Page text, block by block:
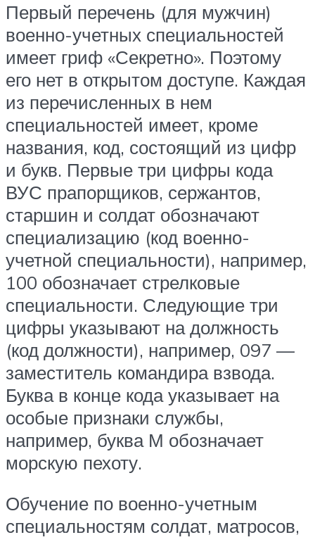
Первый перечень (для мужчин)
военно-учетных специальностей
имеет гриф «Секретно». Поэтому
его нет в открытом доступе. Каждая
из перечисленных в нем
специальностей имеет, кроме
названия, код, состоящий из цифр
и букв. Первые три цифры кода
ВУС прапорщиков, сержантов,
старшин и солдат обозначают
специализацию (код военно-
учетной специальности), например,
100 обозначает стрелковые
специальности. Следующие три
цифры указывают на должность
(код должности), например, 097 —
заместитель командира взвода.
Буква в конце кода указывает на
особые признаки службы,
например, буква М обозначает
морскую пехоту.
Обучение по военно-учетным
специальностям солдат, матросов,